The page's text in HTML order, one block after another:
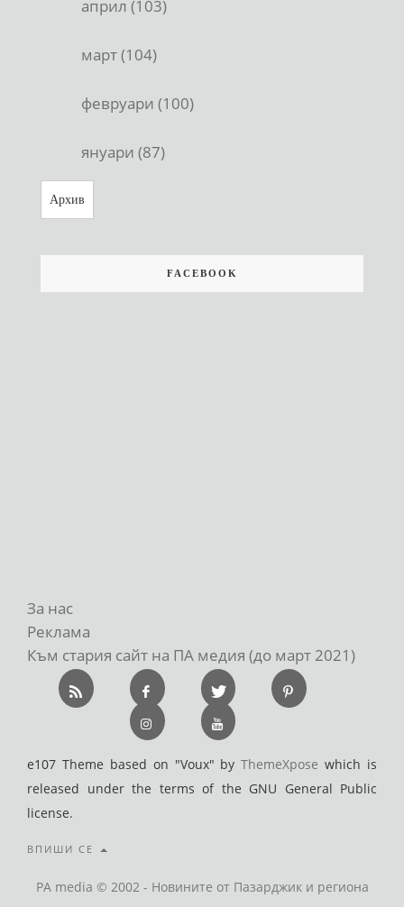
април (103)
март (104)
февруари (100)
януари (87)
Архив
FACEBOOK
За нас
Реклама
Към стария сайт на ПА медия (до март 2021)
e107 Theme based on "Voux" byThemeXpose which is
released under the terms of the GNU General Public
license.
ВПИШИ СЕ
PA media © 2002 - Новините от Пазарджик и региона